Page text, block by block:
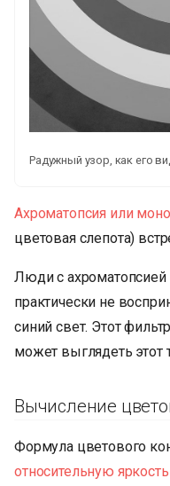
Радужный узор, как его
Ахроматопсия или
цветовая слепота)
Люди с
практически не
синий свет. Этот
может выглядеть этот
Вычисление
Формула цветового
относительную яркость